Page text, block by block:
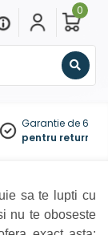
0
Garantie de 60
pentru
sa te lupti cu
nu te oboseste